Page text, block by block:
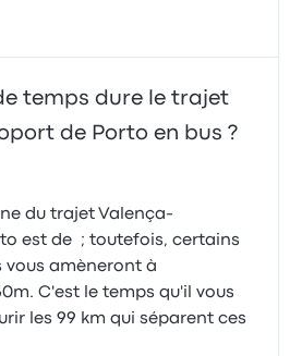
temps dure le trajet
de Porto en bus ?
du trajet Valença-
est de ; toutefois, certains
vous amèneront à
C'est le temps qu'il vous
les 99 km qui séparent ces